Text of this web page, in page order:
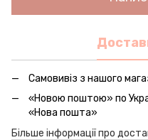
Самовивіз з нашого
«Новою поштою» по
«Нова пошта»
Більше інформації про